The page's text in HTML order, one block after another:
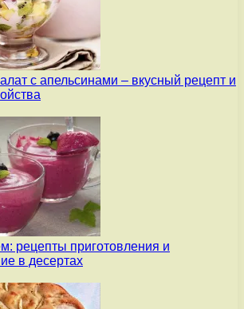
с апельсинами – вкусный рецепт и
рецепты приготовления и
в десертах